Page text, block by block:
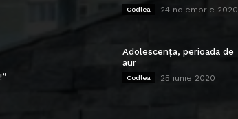
Codlea 24 noiembrie 2020
Adolescența, perioada de
aur
Codlea 25 iunie 2020